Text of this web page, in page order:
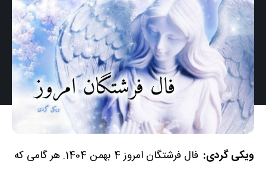
ویکی گردی:
فال فرشتگان امروز 4 بهمن 1404. هر گامی که